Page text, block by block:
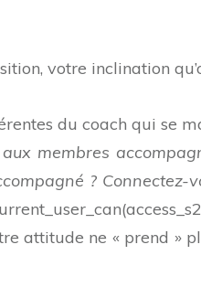
votre inclination
du coach qui se
membres
? Connectez-
attitude ne « prend »